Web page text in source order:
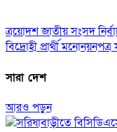
ত্রয়োদশ জাতীয় সংসদ
বিদ্রোহী প্রার্থী মনোনয়নপত্র
সারা দেশ
আরও পড়ুন